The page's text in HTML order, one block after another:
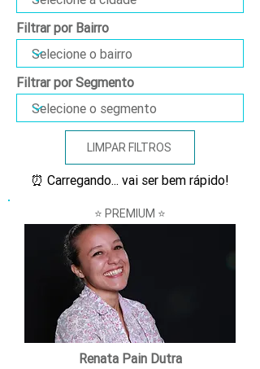
Filtrar por Bairro
Filtrar por Segmento
LIMPAR FILTROS
⏰ Carregando... vai ser bem rápido!
⭐ PREMIUM ⭐
Renata Pain Dutra